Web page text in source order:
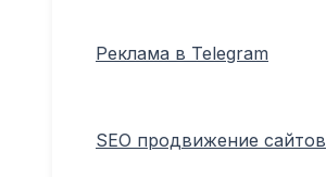
Реклама в Telegram
SEO продвижение сайтов